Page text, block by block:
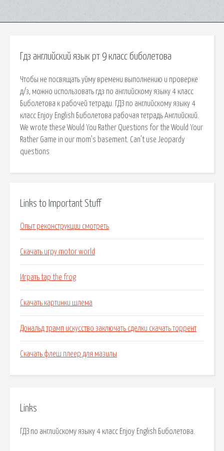
Гдз английский язык рт 9 класс биболетова
Чтобы не посвящать уйму времени выполнению и проверке
д/з, можно использовать гдз по английскому языку 4 класс
Биболетова к рабочей тетради. ГДЗ по английскому языку 4
класс Enjoy English Биболетова рабочая тетрадь Английский.
We wrote these Would You Rather Questions for the Would Your
Rather Game in our mom’s basement. Can’t use Jeopardy
questions
Links to Important Stuff
Опыт реконструкции смотреть
Скачать игру motor world
Играть tap the frog
Скачать картинки шлема
Дональд трамп искусство заключать сделки скачать торрент
Скачать флеш плеер для мазилы
Links
ГДЗ по английскому языку 4 класс Enjoy English Биболетова.